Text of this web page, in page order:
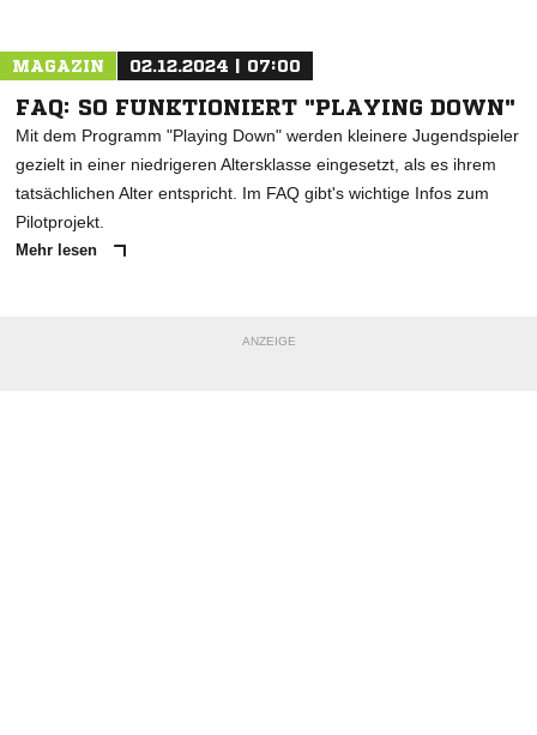
MAGAZIN 02.12.2024 | 07:00
FAQ: SO FUNKTIONIERT "PLAYING DOWN"
Mit dem Programm "Playing Down" werden kleinere Jugendspieler
gezielt in einer niedrigeren Altersklasse eingesetzt, als es ihrem
tatsächlichen Alter entspricht. Im FAQ gibt's wichtige Infos zum
Pilotprojekt.
Mehr lesen
ANZEIGE